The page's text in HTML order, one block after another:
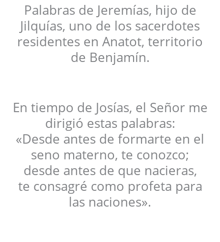
Palabras de Jeremías, hijo de
Jilquías, uno de los sacerdotes
residentes en Anatot, territorio
de Benjamín.
En tiempo de Josías, el Señor me
dirigió estas palabras:
«Desde antes de formarte en el
seno materno, te conozco;
desde antes de que nacieras,
te consagré como profeta para
las naciones».